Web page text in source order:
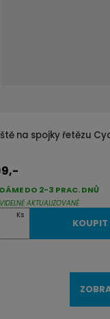
na spojky řetězu
Ks
KOUPIT
DO 2-3 PRAC. DNŮ
AKTUALIZOVANÉ